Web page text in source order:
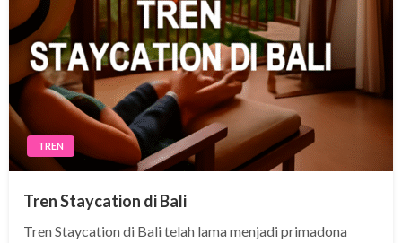
TREN
Tren Staycation di Bali
Tren Staycation di Bali telah lama menjadi primadona